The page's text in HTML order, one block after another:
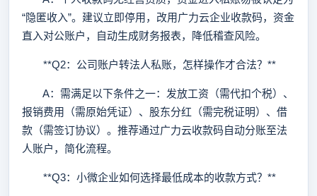
“隐匿收入”。建议立即停用，改用广力云企业收款码，资金
直入对公账户，自动生成财务报表，降低稽查风险。
**Q2：公司账户转法人私账，怎样操作才合法？**
A：需满足以下条件之一：发放工资（需代扣个税）、
报销费用（需原始凭证）、股东分红（需完税证明）、借
款（需签订协议）。推荐通过广力云收款码自动分账至法
人账户，简化流程。
**Q3：小微企业如何选择最低成本的收款方式？**